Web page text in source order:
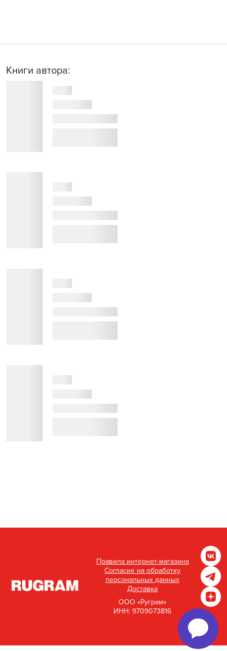
Книги автора:
Правила интернет-магазина
Согласие на обработку
персональных данных
Доставка
ООО «Руграм»
ИНН: 9709073816